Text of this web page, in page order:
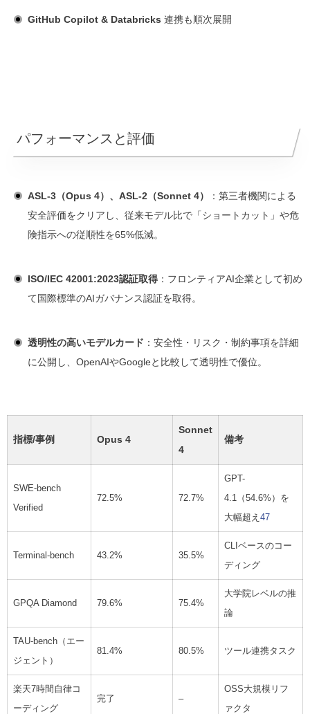
GitHub Copilot & Databricks 連携も順次展開
パフォーマンスと評価
ASL-3（Opus 4）、ASL-2（Sonnet 4）
：第三者機関による
安全評価をクリアし、従来モデル比で「ショートカット」や危
険指示への従順性を65%低減。
ISO/IEC 42001:2023認証取得 ：フロンティアAI企業として初め
て国際標準のAIガバナンス認証を取得。
透明性の高いモデルカード ：安全性・リスク・制約事項を詳細
に公開し、OpenAIやGoogleと比較して透明性で優位。
指標/事例 Opus 4
Sonnet
4
備考
SWE-bench
Verified
72.5% 72.7%
GPT-
4.1（54.6%）を
大幅超え 47
Terminal-bench 43.2% 35.5%
CLIベースのコー
ディング
GPQA Diamond 79.6% 75.4%
大学院レベルの推
論
TAU-bench（エー
ジェント）
81.4% 80.5% ツール連携タスク
楽天7時間自律コ
ーディング
完了 –
OSS大規模リフ
ァクタ